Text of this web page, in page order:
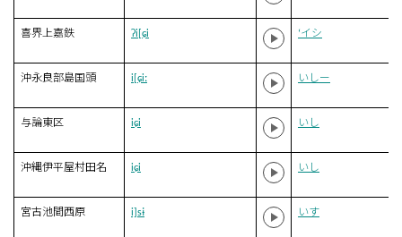
喜界上嘉鉄 ʔi[ɕi ‘イシ
沖永良部島国頭 i[ɕiː いしー
与論東区 iɕi いし
沖縄伊平屋村田名 iɕi いし
宮古池間西原 i]sɨ いす